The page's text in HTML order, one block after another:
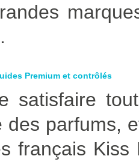
Premium et contrôlés
satisfaire
des parfums,
français